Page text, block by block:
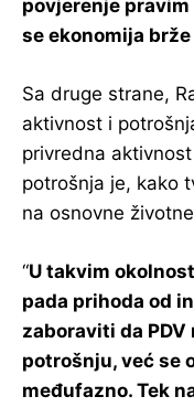
povjerenje pravim
se ekonomija
Sa druge strane,
aktivnost i
privredna
potrošnja je, kako
na osnovne
“U takvim
pada prihoda od
zaboraviti da
potrošnju, već se
međufazno. Tek